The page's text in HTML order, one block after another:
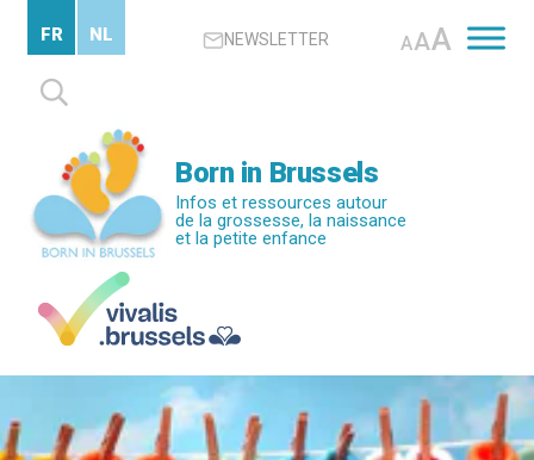
contenu
principal
NEWSLETTER AAA
Rechercher :
FR NL
Born in Brussels
Infos et ressources autour
de la grossesse, la naissance
et la petite enfance